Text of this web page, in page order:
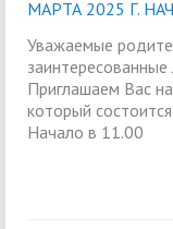
МАРТА 2025 Г.
Уважаемые
заинтересованные
Приглашаем Вас
который
Начало в 11.00